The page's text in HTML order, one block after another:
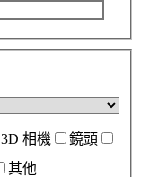
3D 相機
鏡頭
其他